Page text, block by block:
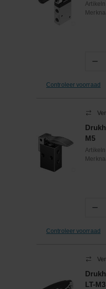
−
Controleer voorraad
M5
−
Controleer voorraad
LT-